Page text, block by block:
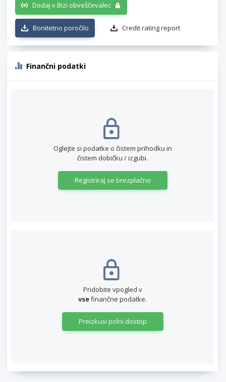
Dodaj v Bizi obveščevalec
Bonitetno poročilo Credit rating report
Finančni podatki
Oglejte si podatke o čistem prihodku in
čistem dobičku / izgubi.
Registriraj se brezplačno
Pridobite vpogled v
vsefinančne podatke.
Preizkusi polni dostop